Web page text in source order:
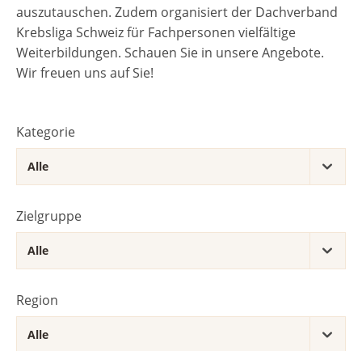
auszutauschen. Zudem organisiert der Dachverband
Krebsliga Schweiz für Fachpersonen vielfältige
Weiterbildungen. Schauen Sie in unsere Angebote.
Wir freuen uns auf Sie!
Kategorie
Zielgruppe
Region